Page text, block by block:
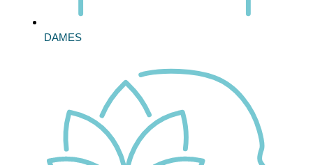
DAMES